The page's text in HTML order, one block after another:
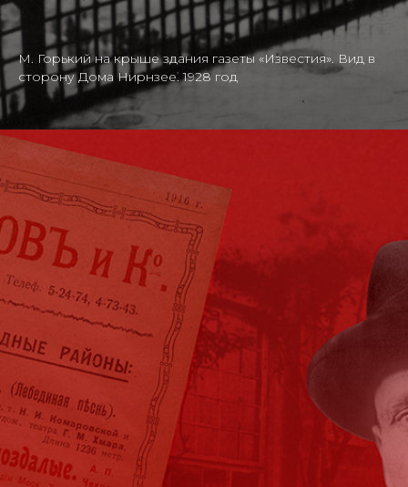
М. Горький на крыше здания газеты «Известия». Вид в
сторону Дома Нирнзее. 1928 год